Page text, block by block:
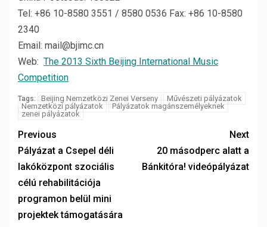
Tel: +86 10-8580 3551 / 8580 0536 Fax: +86 10-8580
2340
Email: mail@bjimc.cn
Web: The 2013 Sixth Beijing International Music
Competition
Tags: Beijing Nemzetközi Zenei Verseny
Művészeti pályázatok
Nemzetközi pályázatok
Pályázatok magánszemélyeknek
zenei pályázatok
Previous
Pályázat a Csepel déli
lakóközpont szociális
célú rehabilitációja
programon belül mini
projektek támogatására
Next
20 másodperc alatt a
Bánkitóra! videópályázat